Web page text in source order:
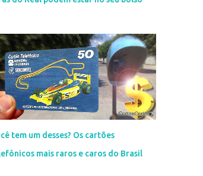
tem um desses? Os cartões
mais raros e caros do Brasil